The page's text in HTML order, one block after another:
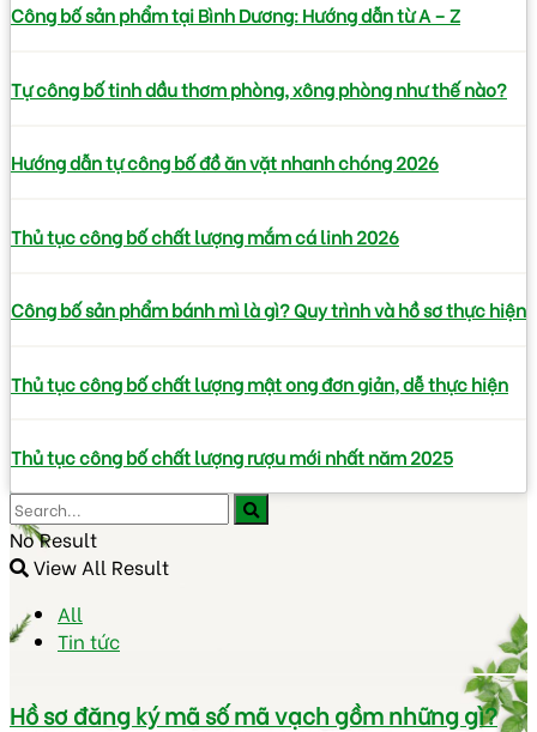
Công bố sản phẩm tại Bình Dương: Hướng dẫn từ A – Z
Tự công bố tinh dầu thơm phòng, xông phòng như thế nào?
Hướng dẫn tự công bố đồ ăn vặt nhanh chóng 2026
Thủ tục công bố chất lượng mắm cá linh 2026
Công bố sản phẩm bánh mì là gì? Quy trình và hồ sơ thực hiện
Thủ tục công bố chất lượng mật ong đơn giản, dễ thực hiện
Thủ tục công bố chất lượng rượu mới nhất năm 2025
No Result
View All Result
All
Tin tức
Hồ sơ đăng ký mã số mã vạch gồm những gì?